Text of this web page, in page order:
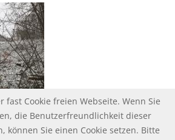
fast Cookie freien Webseite. Wenn Sie
die Benutzerfreundlichkeit dieser
können Sie einen Cookie setzen. Bitte